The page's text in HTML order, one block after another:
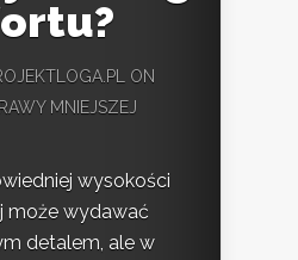
ON
MNIEJSZEJ
wysokości
może wydawać
detalem, ale w